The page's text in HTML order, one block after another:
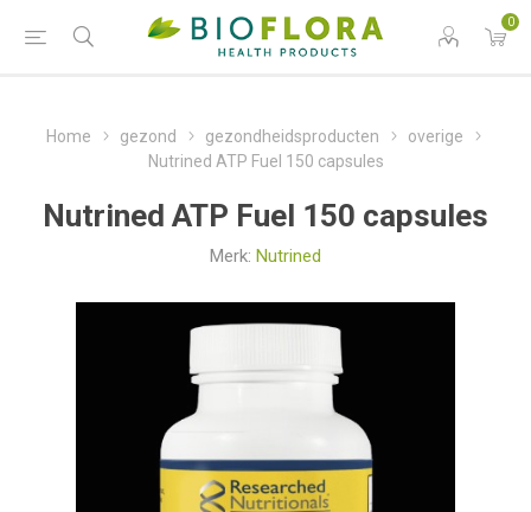
0
Home gezond gezondheidsproducten
overige
Nutrined ATP Fuel 150 capsules
Nutrined ATP Fuel 150 capsules
Merk: Nutrined